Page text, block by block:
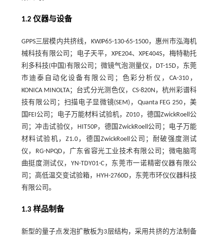
1.2 仪器与设备
GPPS三层模内共挤线，KWJP65-130-65-1500，惠州市泓海机
械科技有限公司；电子天平，XPE204、XPE404S，梅特勒托
利多科技(中国)有限公司；微镜气泡测量仪，DT-15D，东莞
市迪泰自动化设备有限公司；色彩分析仪，CA-310，
KONICA MINOLTA；台式分光测色仪，CS-820N，杭州彩谱科
技有限公司；扫描电子显微镜(SEM)，Quanta FEG 250，美
国FEI公司；电子万能材料试验机，Z010，德国ZwickRoell公
司；冲击试验仪，HIT50P，德国ZwickRoell公司；电子万能
材料试验机，Z1.0，德国ZwickRoell公司；耐破强度测试
仪，RG-NPQD，广东省容光工业技术有限公司；微电脑弯
曲挺度测试仪，YN-TDY01-C，东莞市一诺精密仪器有限公
司；高低温交变试验箱，HYH-2760D，东莞市环仪仪器科技
有限公司。
1.3 样品制备
新型的量子点发泡扩散板为3层结构，采用共挤的方法制备